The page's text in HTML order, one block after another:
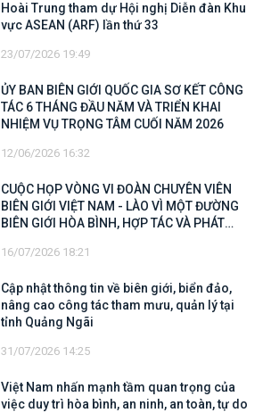
Hoài Trung tham dự Hội nghị Diễn đàn Khu
vực ASEAN (ARF) lần thứ 33
23/07/2026 19:49
ỦY BAN BIÊN GIỚI QUỐC GIA SƠ KẾT CÔNG
TÁC 6 THÁNG ĐẦU NĂM VÀ TRIỂN KHAI
NHIỆM VỤ TRỌNG TÂM CUỐI NĂM 2026
12/06/2026 16:32
CUỘC HỌP VÒNG VI ĐOÀN CHUYÊN VIÊN
BIÊN GIỚI VIỆT NAM - LÀO VÌ MỘT ĐƯỜNG
BIÊN GIỚI HÒA BÌNH, HỢP TÁC VÀ PHÁT
16/07/2026 18:21
Cập nhật thông tin về biên giới, biển đảo,
nâng cao công tác tham mưu, quản lý tại
tỉnh Quảng Ngãi
31/07/2026 14:25
Việt Nam nhấn mạnh tầm quan trọng của
việc duy trì hòa bình, an ninh, an toàn, tự do